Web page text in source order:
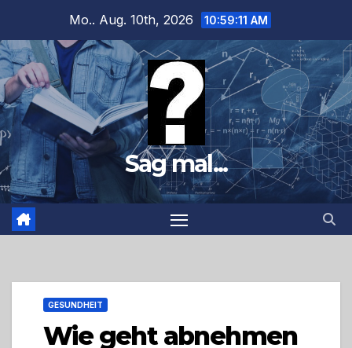
springen
Mo.. Aug. 10th, 2026 10:59:12 AM
Sag mal...
GESUNDHEIT
Wie geht abnehmen